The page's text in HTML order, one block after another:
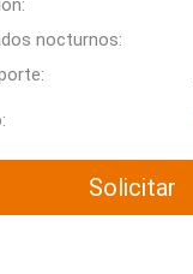
nocturnos:
Solicitar